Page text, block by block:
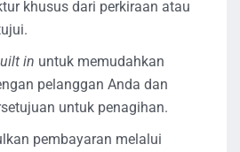
khusus dari perkiraan atau
in untuk memudahkan
pelanggan Anda dan
untuk penagihan.
pembayaran melalui